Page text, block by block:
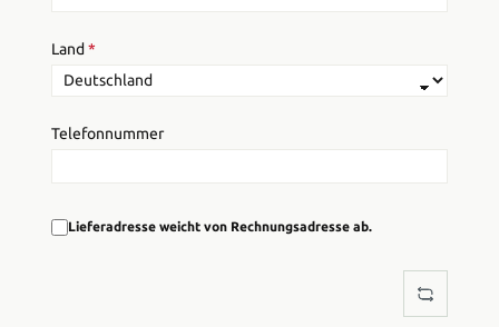
Land *
Telefonnummer
Lieferadresse weicht von Rechnungsadresse ab.